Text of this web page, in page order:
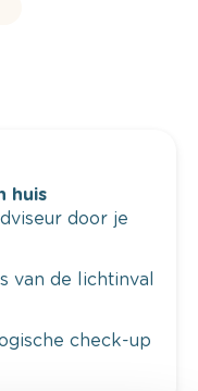
huis
door je
van de lichtinval
check-up